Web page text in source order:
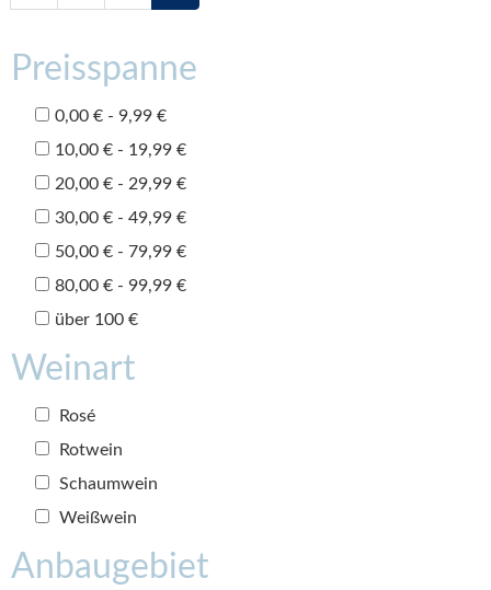
Preisspanne
0,00 € - 9,99 €
10,00 € - 19,99 €
20,00 € - 29,99 €
30,00 € - 49,99 €
50,00 € - 79,99 €
80,00 € - 99,99 €
über 100 €
Weinart
Rosé
Rotwein
Schaumwein
Weißwein
Anbaugebiet